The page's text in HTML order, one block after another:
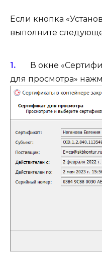
Если кнопка
выполните
В окне
для просмотра»